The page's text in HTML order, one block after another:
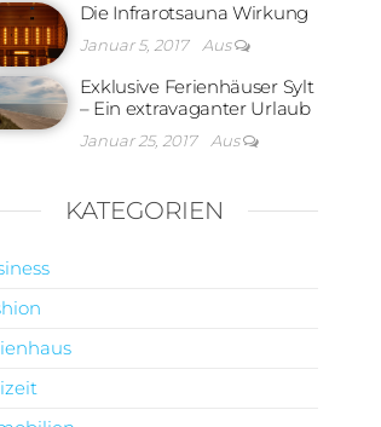
Die Infrarotsauna Wirkung
Januar 5, 2017 Aus
Exklusive Ferienhäuser Sylt
– Ein extravaganter Urlaub
Januar 25, 2017 Aus
KATEGORIEN